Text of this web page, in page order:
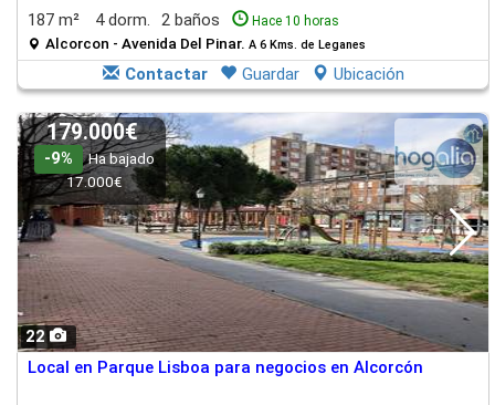
187 m² 4 dorm. 2 baños Hace 10 horas
Alcorcon - Avenida Del Pinar. A 6 Kms. de Leganes
Contactar Guardar Ubicación
22
179.000€
-9%
Ha bajado
17.000€
Local en Parque Lisboa para negocios en Alcorcón